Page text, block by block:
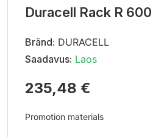
Duracell Rack R 600
Bränd: DURACELL
Saadavus: Laos
235,48 €
Promotion materials